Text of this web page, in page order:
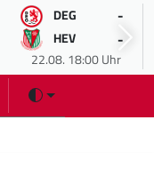
DEG -
HEV -
22.08. 18:00 Uhr